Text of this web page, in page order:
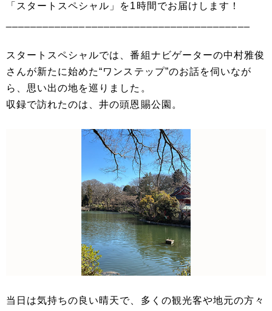
「スタートスペシャル」を1時間でお届けします！
スタートスペシャルでは、番組ナビゲーターの中村雅俊
さんが新たに始めた“ワンステップ”のお話を伺いなが
ら、思い出の地を巡りました。
収録で訪れたのは、井の頭恩賜公園。
当日は気持ちの良い晴天で、多くの観光客や地元の方々